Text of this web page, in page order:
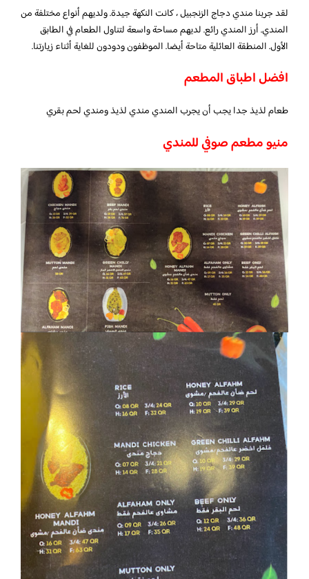
لقد جربنا مندي دجاج الزنجبيل ، كانت النكهة جيدة. ولديهم أنواع مختلفة من
المندي. أرز المندي رائع. لديهم مساحة واسعة لتناول الطعام في الطابق
الأول. المنطقة العائلية متاحة أيضا. الموظفون ودودون للغاية أثناء زيارتنا.
افضل اطباق المطعم
طعام لذيذ جدا يجب أن يجرب المندي مندي لذيذ ومندي لحم بقري
منيو مطعم صوفي للمندي